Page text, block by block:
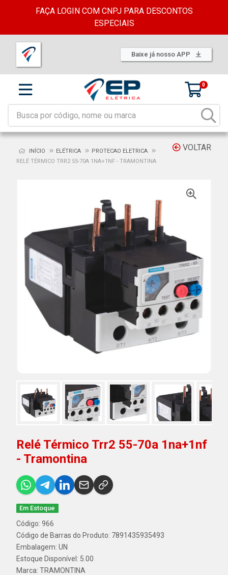
FAÇA LOGIN COM CNPJ PARA DESCONTOS
ESPECIAIS
Baixe já nosso APP
0
VOLTAR
INÍCIO ELÉTRICA
PROTECAO ELETRICA
RELÉ TÉRMICO TRR2 55-70A 1NA+1NF - TRAMONTINA
Relé Térmico Trr2 55-70a 1na+1nf
- Tramontina
Em Estoque
Código: 966
Código de Barras do Produto: 7891435935493
Embalagem: UN
Estoque Disponível: 5.00
Marca: TRAMONTINA